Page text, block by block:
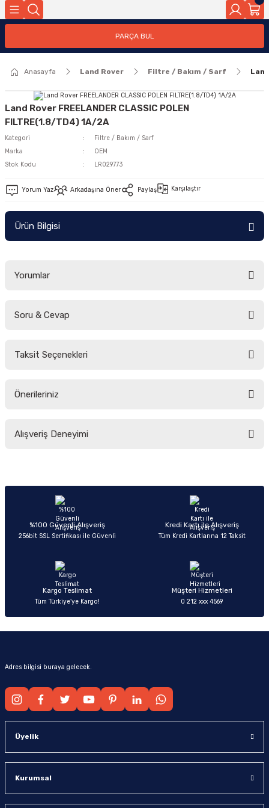
PARÇA BUL
Anasayfa Land Rover Filtre / Bakım / Sarf
Land Rover FREELANDER CLASSIC POLEN
FILTRE(1.8/TD4) 1A/2A
Kategori
Filtre / Bakım / Sarf
Marka
OEM
Stok Kodu
LR029773
Yorum Yaz Arkadaşına Öner Paylaş Karşılaştır
Ürün Bilgisi
Yorumlar
Soru & Cevap
Taksit Seçenekleri
Önerileriniz
yetersiz gördüğünüz noktaları öneri formunu kullanarak tarafımıza
Ürün açıklamasında eksik bilgiler bulunuyor.
Ürün bilgilerinde hatalar bulunuyor.
Ürün fiyatı diğer sitelerden daha pahalı.
Alışveriş Deneyimi
Sitemize ilk yorumu siz yapın!
%100 Güvenli Alışveriş
256bit SSL Sertifikası ile Güvenli
Kredi Kartı ile Alışveriş
Tüm Kredi Kartlarına 12 Taksit
Kargo Teslimat
Tüm Türkiye’ye Kargo!
Müşteri Hizmetleri
0 212 xxx 4569
Adres bilgisi buraya gelecek.
Üyelik
Kurumsal